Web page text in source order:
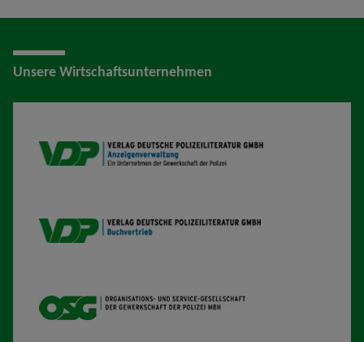
Unsere Wirtschaftsunternehmen
VDP AV
VDP B
OSG